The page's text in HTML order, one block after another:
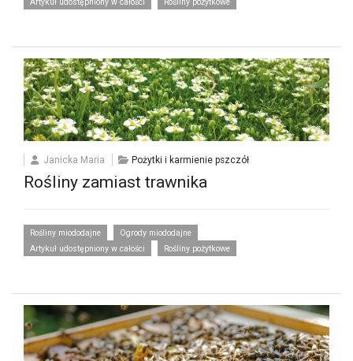
Janicka Maria Pożytki i karmienie pszczół
Rośliny zamiast trawnika
Rośliny miododajne
Ogrody miododajne
Artykuł udostępniony w całości
Rośliny pożytkowe